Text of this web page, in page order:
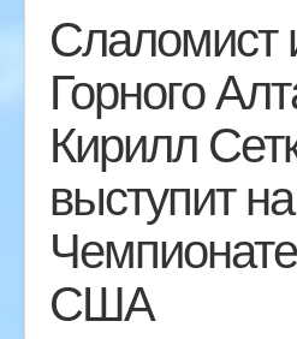
Слаломист
Горного
Кирилл
выступит на
США